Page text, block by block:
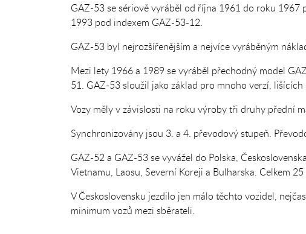
GAZ-53 se sériově vyráběl od října 1961 do roku
1993 pod indexem GAZ-53-12.
GAZ-53 byl nejrozšířenějším a nejvíce vyráběným
Mezi lety 1966 a 1989 se vyráběl přechodný model
51. GAZ-53 sloužil jako základ pro mnoho verzí,
Vozy měly v závislosti na roku výroby tři druhy přední
Synchronizovány jsou 3. a 4. převodový stupeň.
GAZ-52 a GAZ-53 se vyvážel do Polska,
Vietnamu, Laosu, Severní Koreji a Bulharska. Celkem
V Československu jezdilo jen málo těchto vozidel,
minimum vozů mezi sběrateli.